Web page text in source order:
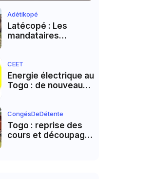
Adétikopé
Latécopé : Les
mandataires
CEET
Energie électrique au
Togo : de nouveaux
CongésDeDétente
Togo : reprise des
cours et découpage